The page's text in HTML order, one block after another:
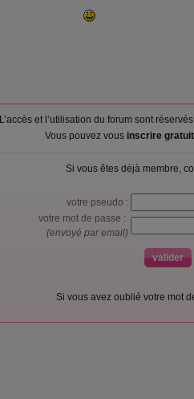
L’accès et l’utilisation du forum sont
Vous pouvez vous inscrire
Si vous êtes déjà membre,
votre pseudo :
votre mot de passe :
(envoyé par email)
Si vous avez oublié votre mot